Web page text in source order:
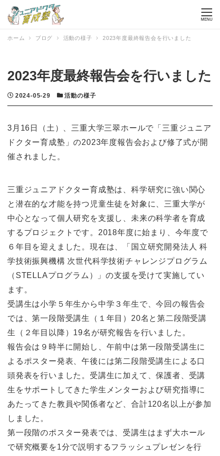
MENU
ホーム ブログ 活動の様子 2023年度最終報告会を行いました
2023年度最終報告会を行いました
投稿日
2024-05-29 カテゴリー
活動の様子
3月16日（土）、三重大学三翠ホールで「三重ジュニア
ドクター育成塾」の2023年度報告会および修了式が開
催されました。
三重ジュニアドクター育成塾は、科学研究に強い関心
と潜在的な才能を持つ児童生徒を対象に、三重大学が
中心となって個人研究を支援し、未来の科学者を育成
するプロジェクトです。2018年度に始まり、今年度で
６年目を迎えました。現在は、「国立研究開発法人 科
学技術振興機構 次世代科学技術チャレンジプログラム
（STELLAプログラム）」の支援を受けて実施してい
ます。
受講生は小学５年生から中学３年生で、今回の報告会
では、第一段階受講生（１年目）20名と第二段階受講
生（２年目以降）19名が研究報告を行いました。
報告会は９時半に開始し、午前中は第一段階受講生に
よるポスター発表、午後には第二段階受講生による口
頭発表を行いました。受講生に加えて、保護者、受講
生をサポートしてきた学生メンターおよび研究指導に
あたってきた教員や関係者など、合計120名以上が参加
しました。
第一段階のポスター発表では、受講生はまず大ホール
で研究概要を1分で説明するフラッシュプレゼンを行